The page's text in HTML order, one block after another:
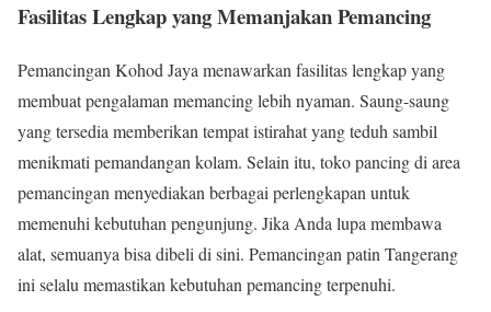
Fasilitas Lengkap yang Memanjakan Pemancing
Pemancingan Kohod Jaya menawarkan fasilitas lengkap yang
membuat pengalaman memancing lebih nyaman. Saung-saung
yang tersedia memberikan tempat istirahat yang teduh sambil
menikmati pemandangan kolam. Selain itu, toko pancing di area
pemancingan menyediakan berbagai perlengkapan untuk
memenuhi kebutuhan pengunjung. Jika Anda lupa membawa
alat, semuanya bisa dibeli di sini. Pemancingan patin Tangerang
ini selalu memastikan kebutuhan pemancing terpenuhi.